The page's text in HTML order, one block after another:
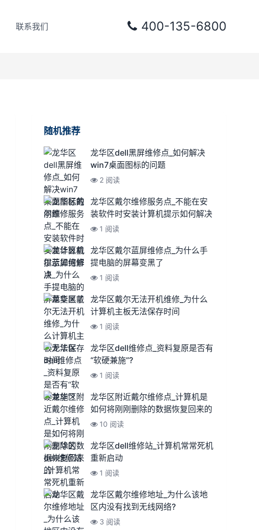
联系我们 400-135-6800
随机推荐
龙华区dell黑屏维修点_如何解决
win7桌面图标的问题
2 阅读
龙华区戴尔维修服务点_不能在安
装软件时安装计算机提示如何解决
1 阅读
龙华区戴尔蓝屏维修点_为什么手
提电脑的屏幕变黑了
1 阅读
龙华区戴尔无法开机维修_为什么
计算机主板无法保存时间
1 阅读
龙华区dell维修点_资料复原是否有
“软硬兼施”?
1 阅读
龙华区附近戴尔维修点_计算机是
如何将刚刚删除的数据恢复回来的
10 阅读
龙华区dell维修站_计算机常常死机
重新启动
1 阅读
龙华区戴尔维修地址_为什么该地
区内没有找到无线网络?
3 阅读